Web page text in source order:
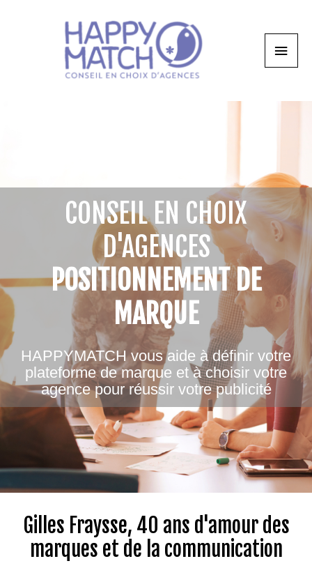
CONSEIL EN CHOIX
D'AGENCES
POSITIONNEMENT DE
MARQUE
HAPPYMATCH vous aide à définir votre
plateforme de marque et à choisir votre
agence pour réussir votre publicité
Gilles Fraysse, 40 ans d'amour des
marques et de la communication